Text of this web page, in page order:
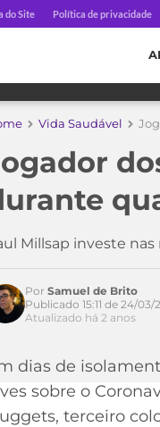
do Site Política de privacidade
Vida Saudável
Millsap investe
Por Samuel de Brito
Publicado 15:11 de 24/03/
Atualizado há 2 anos
dias de
sobre o
terceiro